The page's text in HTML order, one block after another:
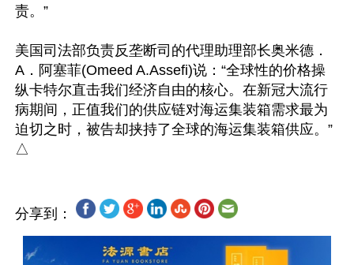
责。”
美国司法部负责反垄断司的代理助理部长奥米德．
A．阿塞菲(Omeed A.Assefi)说：“全球性的价格操
纵卡特尔直击我们经济自由的核心。在新冠大流行
病期间，正值我们的供应链对海运集装箱需求最为
迫切之时，被告却挟持了全球的海运集装箱供应。”
分享到：